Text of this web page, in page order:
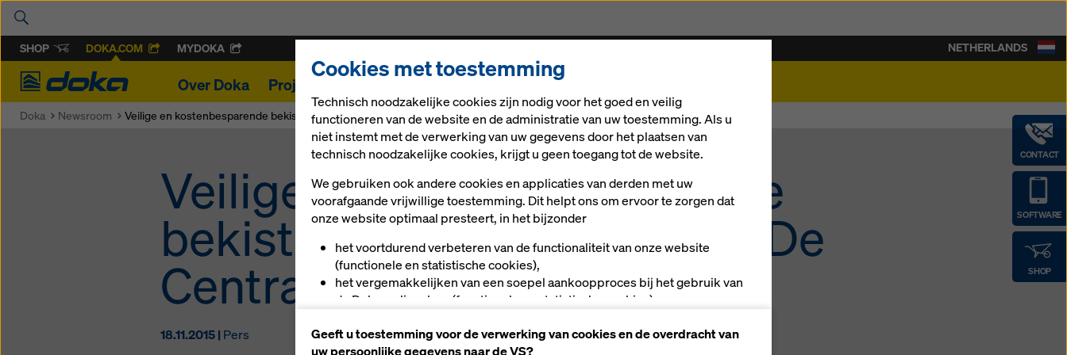
SHOP DOKA.COM MYDOKA
Doka
Over Doka Projecten Digitale oplossingen
CONTACT
SOFTWARE
SHOP
NETHERLANDS
Doka Newsroom Veilige en kostenbesparende bekistingsoplossingen voor De Centrale As
Veilige en kostenbesparende
bekistingsoplossingen voor De
Centrale As
18.11.2015 | Pers
Cookies met toestemming
Technisch noodzakelijke cookies zijn nodig voor het goed en veilig
functioneren van de website en de administratie van uw toestemming. Als u
niet instemt met de verwerking van uw gegevens door het plaatsen van
technisch noodzakelijke cookies, krijgt u geen toegang tot de website.
We gebruiken ook andere cookies en applicaties van derden met uw
voorafgaande vrijwillige toestemming. Dit helpt ons om ervoor te zorgen dat
onze website optimaal presteert, in het bijzonder
het voortdurend verbeteren van de functionaliteit van onze website
(functionele en statistische cookies),
het vergemakkelijken van een soepel aankoopproces bij het gebruik van
de Doka-onlineshop (functionele en statistische cookies),
(marketingcookies).
Geeft u toestemming voor de verwerking van cookies en de overdracht van
uw persoonlijke gegevens naar de VS?